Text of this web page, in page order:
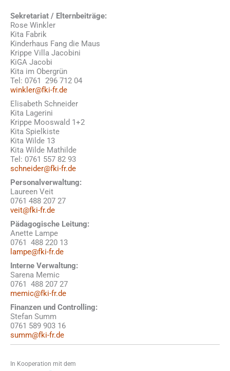
Sekretariat / Elternbeiträge:
Rose Winkler
Kita Fabrik
Kinderhaus Fang die Maus
Krippe Villa Jacobini
KiGA Jacobi
Kita im Obergrün
Tel: 0761 296 712 04
winkler@fki-fr.de
Elisabeth Schneider
Kita Lagerini
Krippe Mooswald 1+2
Kita Spielkiste
Kita Wilde 13
Kita Wilde Mathilde
Tel: 0761 557 82 93
schneider@fki-fr.de
Personalverwaltung:
Laureen Veit
0761 488 207 27
veit@fki-fr.de
Pädagogische Leitung:
Anette Lampe
0761 488 220 13
lampe@fki-fr.de
Interne Verwaltung:
Sarena Memic
0761 488 207 27
memic@fki-fr.de
Finanzen und Controlling:
Stefan Summ
0761 589 903 16
summ@fki-fr.de
In Kooperation mit dem